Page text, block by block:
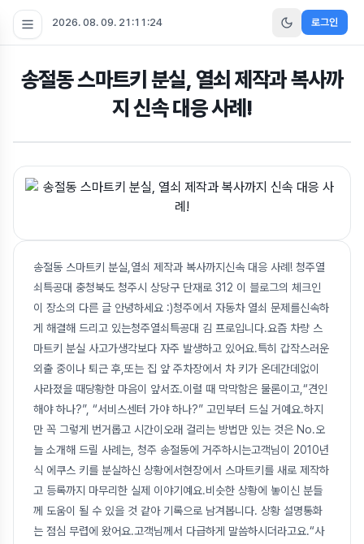
2026. 08. 09. 21:11:25 로그인
송절동 스마트키 분실, 열쇠 제작과 복사까
지 신속 대응 사례!
송절동 스마트키 분실,열쇠 제작과 복사까지신속 대응 사례! 청주열
쇠특공대 충청북도 청주시 상당구 단재로 312 이 블로그의 체크인
이 장소의 다른 글 안녕하세요 :)청주에서 자동차 열쇠 문제를신속하
게 해결해 드리고 있는청주열쇠특공대 김 프로입니다.요즘 차량 스
마트키 분실 사고가생각보다 자주 발생하고 있어요.특히 갑작스러운
외출 중이나 퇴근 후,또는 집 앞 주차장에서 차 키가 온데간데없이
사라졌을 때당황한 마음이 앞서죠.이럴 때 막막함은 물론이고,“견인
해야 하나?”, “서비스센터 가야 하나?” 고민부터 드실 거예요.하지
만 꼭 그렇게 번거롭고 시간이오래 걸리는 방법만 있는 것은 No.오
늘 소개해 드릴 사례는, 청주 송절동에 거주하시는고객님이 2010년
식 에쿠스 키를 분실하신 상황에서현장에서 스마트키를 새로 제작하
고 등록까지 마무리한 실제 이야기예요.비슷한 상황에 놓이신 분들
께 도움이 될 수 있을 것 같아 기록으로 남겨봅니다. 상황 설명통화
는 점심 무렵에 왔어요.고객님께서 다급하게 말씀하시더라고요.“사